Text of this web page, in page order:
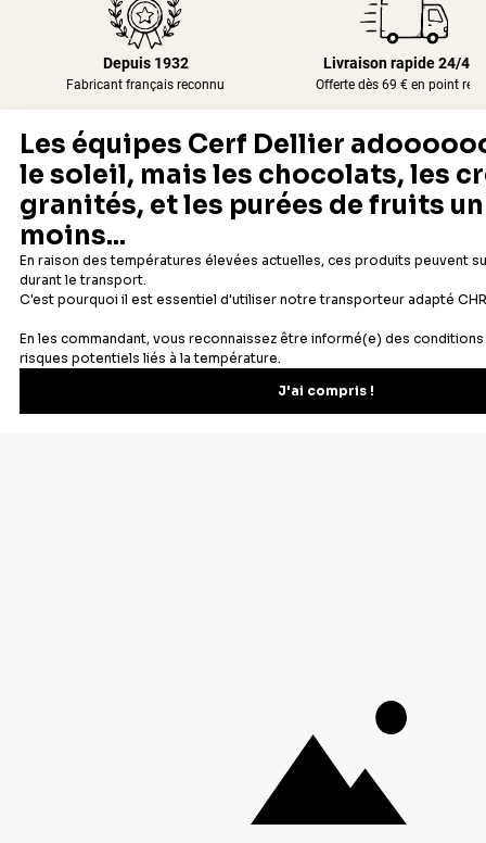
Depuis 1932
Fabricant français reconnu
Livraison rapide 24/48h
Offerte dès 69 € en point
Newsletter
Recevez les recettes, astuces et offres spéciales.
S'inscrire
Vous pourrez vous désinscrire depuis votre espace client.